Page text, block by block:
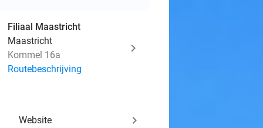
Filiaal Maastricht
Maastricht
Kommel 16a
Routebeschrijving
Website keyboard_arrow_right